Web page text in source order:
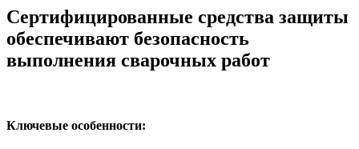
Сертифицированные средства защиты
обеспечивают безопасность
выполнения сварочных работ
Ключевые особенности: